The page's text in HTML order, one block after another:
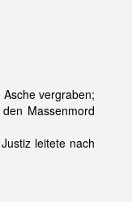
vergraben;
Massenmord
leitete nach